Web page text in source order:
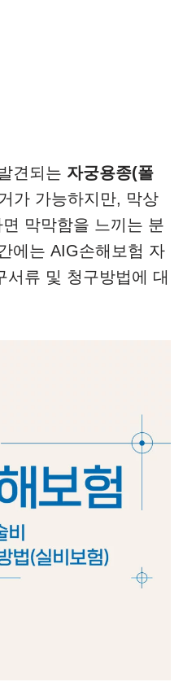
견되는 자궁용종(폴
가 가능하지만, 막상
막막함을 느끼는 분
에는 AIG손해보험 자
서류 및 청구방법에 대